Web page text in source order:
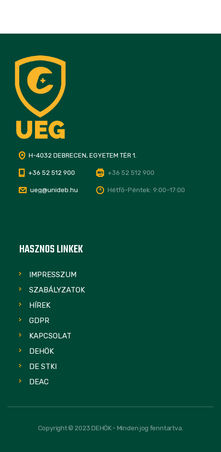
H-4032 DEBRECEN, EGYETEM TÉR 1.
+36 52 512 900 +36 52 512 900
ueg@unideb.hu Hétfő–Péntek: 9:00–17:00
HASZNOS LINKEK
IMPRESSZUM
SZABÁLYZATOK
HÍREK
GDPR
KAPCSOLAT
DEHÖK
DE STKI
DEAC
Copyright © 2023 DEHÖK - Minden jog fenntartva.